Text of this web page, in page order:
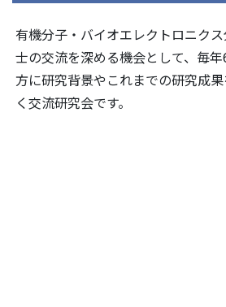
有機分子・バイオエレクトロニク
士の交流を深める機会として、毎
方に研究背景やこれまでの研究成
く交流研究会です。